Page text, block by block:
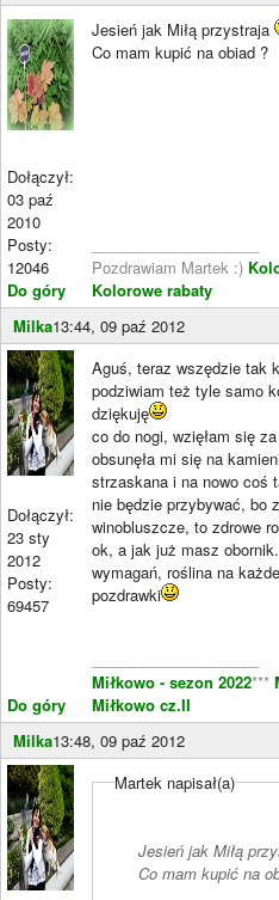
Dołączył:
03 paź
2010
Posty:
12046
Do góry
Jesień jak Miłą przystraja
Co mam kupić na obiad ?
Pozdrawiam Martek :)
Kolorowe rabaty
Milka13:44, 09 paź 2012
Dołączył:
23 sty
2012
Posty:
69457
Do góry
Aguś, teraz wszędzie tak
podziwiam też tyle samo
dziękuję
co do nogi, wzięłam się
obsunęła mi się na
strzaskana i na nowo coś
nie będzie przybywać, bo
winobluszcze, to zdrowe
ok, a jak już masz
wymagań, roślina na
pozdrawki
Miłkowo - sezon 2022***
Miłkowo cz.II
Milka13:48, 09 paź 2012
Martek napisał(a)
Jesień jak Miłą
Co mam kupić na